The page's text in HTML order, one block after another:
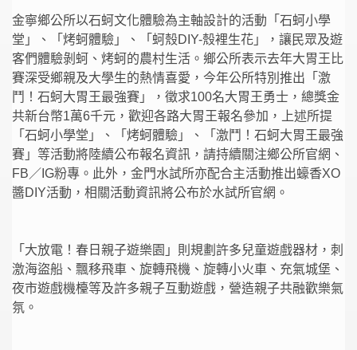
金寧鄉公所以石蚵文化體驗為主軸設計的活動「石蚵小學
堂」、「烤蚵體驗」、「蚵殼DIY-殼裡生花」，讓民眾及遊
客們體驗剝蚵、烤蚵的農村生活。鄉公所表示去年大胃王比
賽深受鄉親及大學生的熱情喜愛，今年公所特別推出「激
鬥！石蚵大胃王最強賽」，徵求100名大胃王勇士，總獎金
共新台幣1萬6千元，歡迎各路大胃王報名參加，上述所提
「石蚵小學堂」、「烤蚵體驗」、「激鬥！石蚵大胃王最強
賽」等活動將陸續公布報名資訊，請持續關注鄉公所官網、
FB／IG粉專。此外，金門水試所亦配合主活動推出蠔香XO
醬DIY活動，相關活動資訊將公布於水試所官網。
「大放電！春日親子遊樂園」則規劃許多兒童遊戲器材，刺
激海盜船、飄移飛車、旋轉飛機、旋轉小火車、充氣城堡、
夜市遊戲機檯等及許多親子互動遊戲，營造親子共融歡樂氣
氛。